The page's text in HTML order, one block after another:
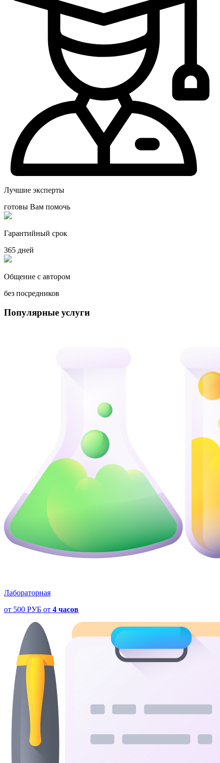
Лучшие эксперты
готовы Вам помочь
Гарантийный срок
365 дней
Общение с автором
без посредников
Популярные услуги
Лабораторная
от 500 РУБ от 4 часов